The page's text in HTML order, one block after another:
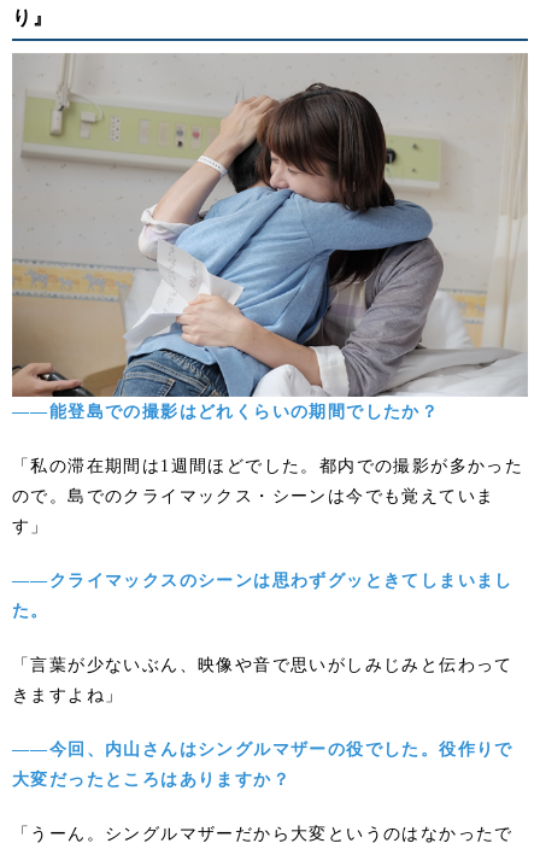
り』
――能登島での撮影はどれくらいの期間でしたか？
「私の滞在期間は1週間ほどでした。都内での撮影が多かった
ので。島でのクライマックス・シーンは今でも覚えていま
す」
――クライマックスのシーンは思わずグッときてしまいまし
た。
「言葉が少ないぶん、映像や音で思いがしみじみと伝わって
きますよね」
――今回、内山さんはシングルマザーの役でした。役作りで
大変だったところはありますか？
「うーん。シングルマザーだから大変というのはなかったで